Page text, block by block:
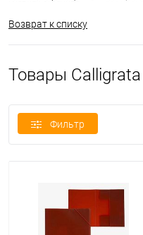
Возврат к списку
Товары Calligrata
Фильтр